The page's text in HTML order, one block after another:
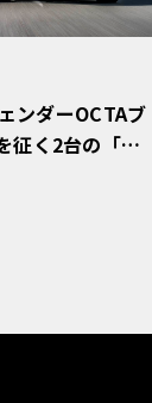
ンダーOCTAブ
征く2台の「対